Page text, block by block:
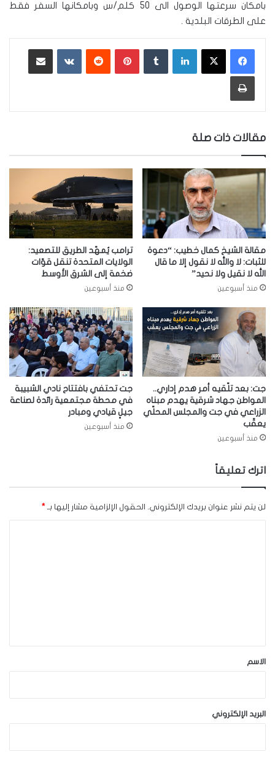
بامكان سرعتها الوصول الى 50 كلم/س وبامكانها السفر فقط
على الطرقات البلدية .
لينكدإن بينتيريست ‏VKontakte
طباعة
مقالات ذات صلة
مقالة الشيخ كمال خطيب: “دعوة
للثبات: لا والله لا نقول إلا ما قال
الله لا نقيل ولا نحيد”
منذ أسبوعين
ترامب يُمهّد الطريق للتصعيد:
الولايات المتحدة تنقل قوّات
ضخمة إلى الشرق الأوسط
منذ أسبوعين
جت: بعد تلّقيه أمر هدم إداري..
المواطن جهاد شرقية يهدم مبناه
الزراعي في جت والمجلس المحلّي
يعقّب
منذ أسبوعين
جت تحتفي بافتتاح نادي الشبيبة
في محطة مجتمعية رائدة لصناعة
جيلٍ قيادي ومبادر
منذ أسبوعين
اترك تعليقاً
لن يتم نشر عنوان بريدك الإلكتروني. الحقول الإلزامية مشار إليها بـ *
*الاسم
البريد الإلكتروني